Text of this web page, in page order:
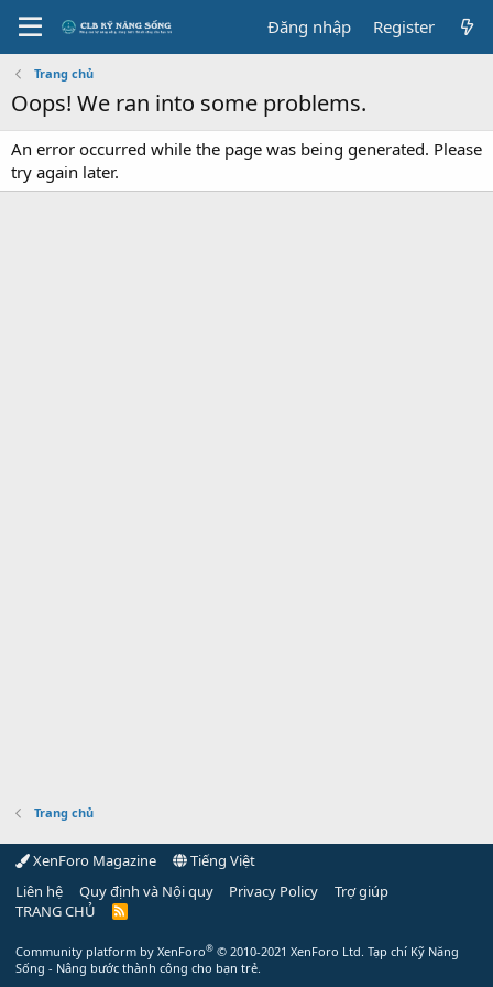
Đăng nhập Register
Trang chủ
Oops! We ran into some problems.
An error occurred while the page was being generated. Please
try again later.
Trang chủ
XenForo Magazine
Tiếng Việt
Liên hệ
Quy định và Nội quy Privacy Policy
Trợ giúp
TRANG CHỦ
R
Community platform by XenForo® © 2010-2021 XenForo Ltd. Tạp chí Kỹ Năng
Sống - Nâng bước thành công cho bạn trẻ.